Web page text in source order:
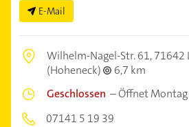
E-Mail
Wilhelm-Nagel-Str. 61,71642
(Hoheneck)
6,7 km
Geschlossen –Öffnet
07141 5 19 39